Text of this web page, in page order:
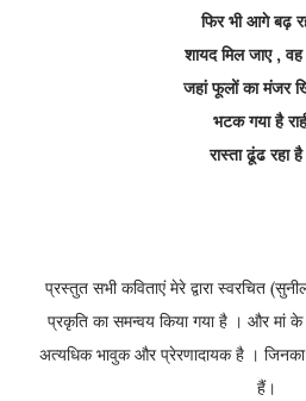
फिर भी आगे बढ़
शायद मिल जाए , वह
जहां फूलों का मंजर
भटक गया है
रास्ता ढूंढ रहा
प्रस्तुत सभी कविताएं मेरे द्वारा स्वरचित (सुनील सिंह राणा ) जिनमें मानवता और
प्रकृति का समन्वय किया गया है । और मां
अत्यधिक भावुक और प्रेरणादायक है ।
हैं।